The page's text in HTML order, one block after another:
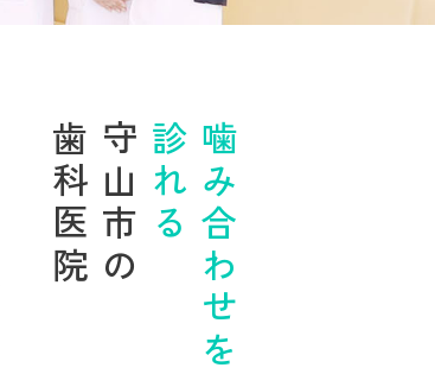
噛み合わせを
診れる
守山市の
歯科医院